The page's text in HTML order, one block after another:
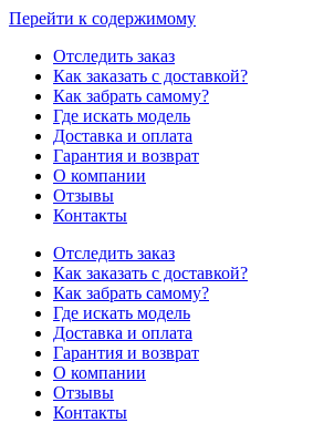
Перейти к содержимому
Отследить заказ
Как заказать с доставкой?
Как забрать самому?
Где искать модель
Доставка и оплата
Гарантия и возврат
О компании
Отзывы
Контакты
Отследить заказ
Как заказать с доставкой?
Как забрать самому?
Где искать модель
Доставка и оплата
Гарантия и возврат
О компании
Отзывы
Контакты